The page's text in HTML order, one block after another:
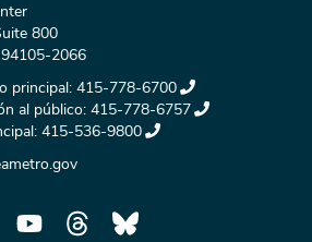
800
2066
principal: 415-778-6700
al público: 415-778-6757
415-536-9800